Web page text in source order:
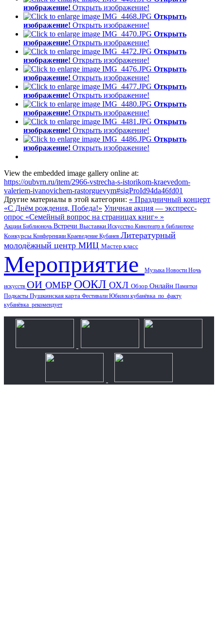
изображение! Открыть изображение!
Открыть
изображение! Открыть изображение!
Открыть
изображение! Открыть изображение!
Открыть
изображение! Открыть изображение!
Открыть
изображение! Открыть изображение!
Открыть
изображение! Открыть изображение!
Открыть
изображение! Открыть изображение!
Открыть
изображение! Открыть изображение!
Открыть
изображение! Открыть изображение!
View the embedded image gallery online at:
https://oubvrn.ru/item/2966-vstrecha-s-istorikom-kraevedom-
valeriem-ivanovichem-rastorguevym#sigProId94da46fd01
Другие материалы в этой категории: « Праздничный концерт
«С Днём рождения, Победа!» Уличная акция — экспресс-
опрос «Семейный вопрос на страницах книг» »
Акции Библионочь Встречи Выставки Искусство Кинотеатр в библиотеке
Конкурсы Конференции Краеведение Кубанев Литературный
молодёжный центр МИЦ Мастер класс
Мероприятие Музыка Новости Ночь
искусств ОИ ОМБР ООКЛ ОХЛ Обзор Онлайн Памятки
Подкасты Пушкинская карта Фестивали Юбилеи кубанёвка_по_факту
кубанёвка_рекомендует